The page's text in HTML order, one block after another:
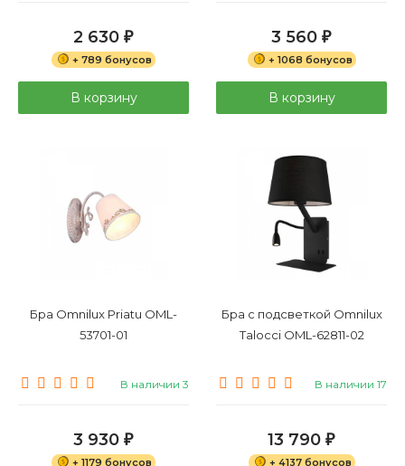
2 630 ₽
+ 789 бонусов
В корзину
3 560 ₽
+ 1068 бонусов
В корзину
Бра Omnilux Priatu OML-
53701-01
В наличии 3
3 930 ₽
+ 1179 бонусов
Бра с подсветкой Omnilux
Talocci OML-62811-02
В наличии 17
13 790 ₽
+ 4137 бонусов